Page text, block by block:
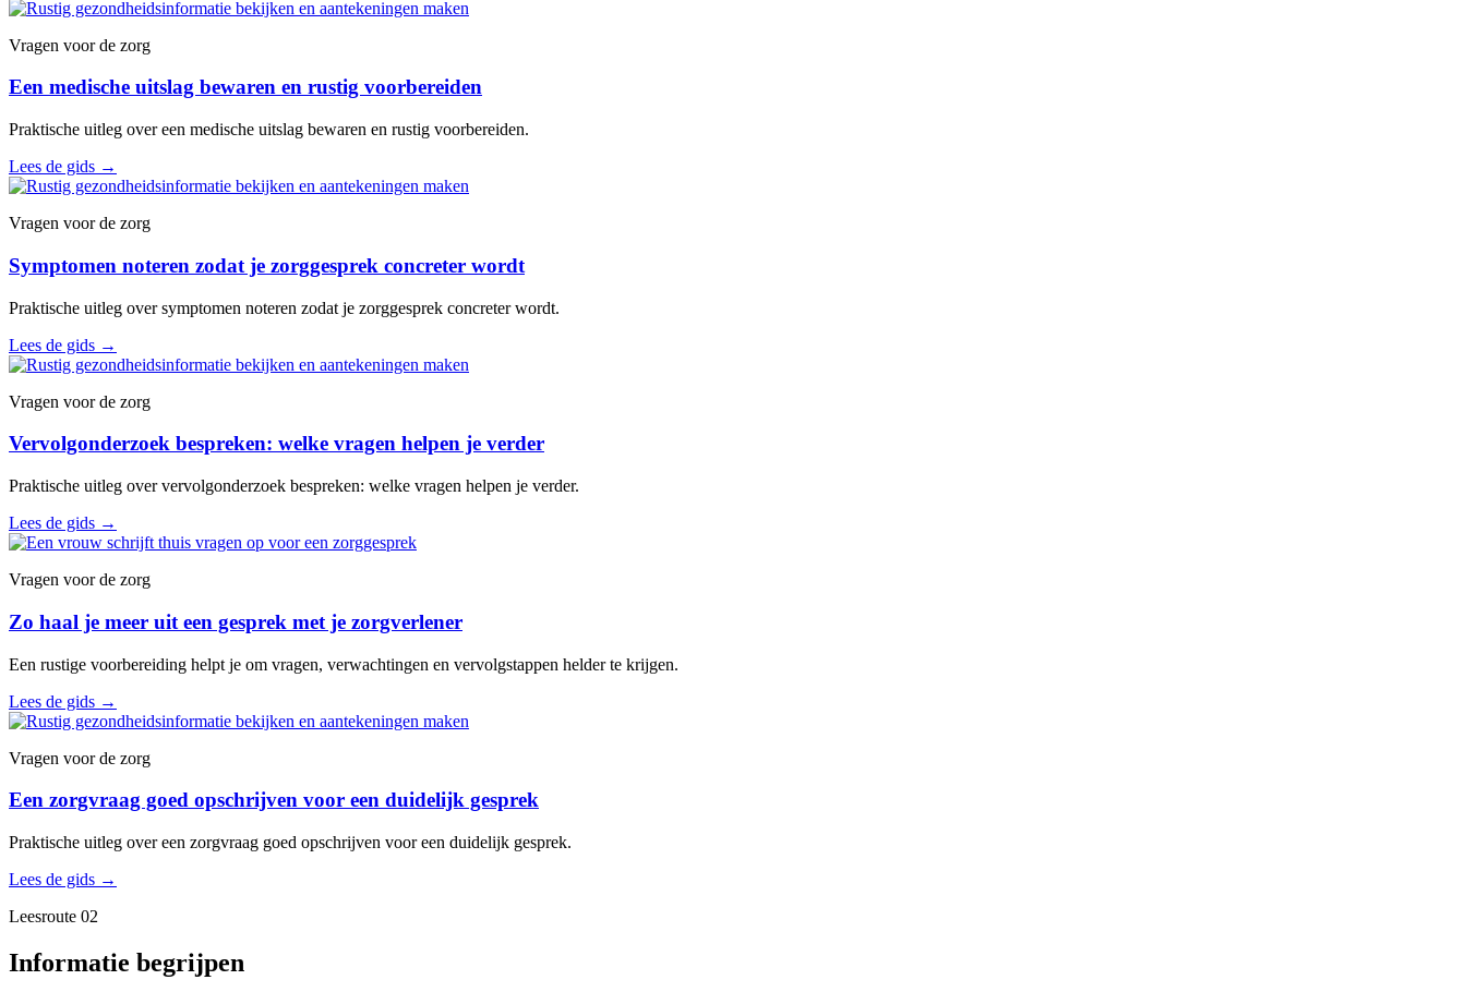
Vragen voor de zorg
Een medische uitslag bewaren en rustig voorbereiden
Praktische uitleg over een medische uitslag bewaren en rustig voorbereiden.
Lees de gids →
Vragen voor de zorg
Symptomen noteren zodat je zorggesprek concreter wordt
Praktische uitleg over symptomen noteren zodat je zorggesprek concreter wordt.
Lees de gids →
Vragen voor de zorg
Vervolgonderzoek bespreken: welke vragen helpen je verder
Praktische uitleg over vervolgonderzoek bespreken: welke vragen helpen je verder.
Lees de gids →
Vragen voor de zorg
Zo haal je meer uit een gesprek met je zorgverlener
Een rustige voorbereiding helpt je om vragen, verwachtingen en vervolgstappen helder te krijgen.
Lees de gids →
Vragen voor de zorg
Een zorgvraag goed opschrijven voor een duidelijk gesprek
Praktische uitleg over een zorgvraag goed opschrijven voor een duidelijk gesprek.
Lees de gids →
Leesroute 02
Informatie begrijpen